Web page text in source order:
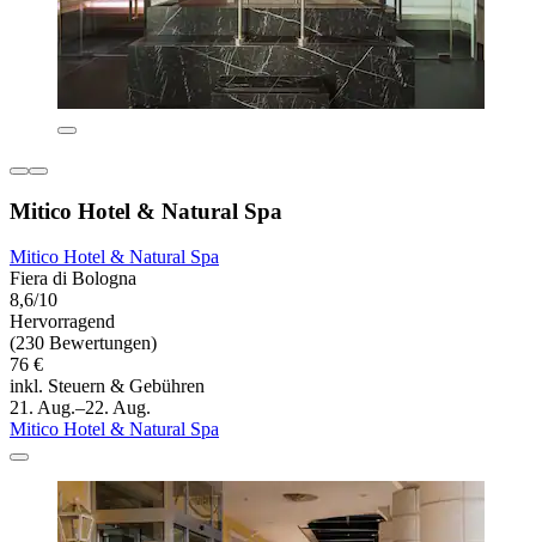
Mitico Hotel & Natural Spa
Mitico Hotel & Natural Spa
Fiera di Bologna
8,6/10
Hervorragend
(230 Bewertungen)
76 €
inkl. Steuern & Gebühren
21. Aug.–22. Aug.
Mitico Hotel & Natural Spa